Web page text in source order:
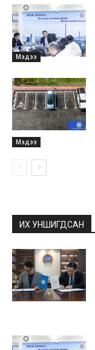
Мэдээ
Мэдээ
ИХ УНШИГДСАН